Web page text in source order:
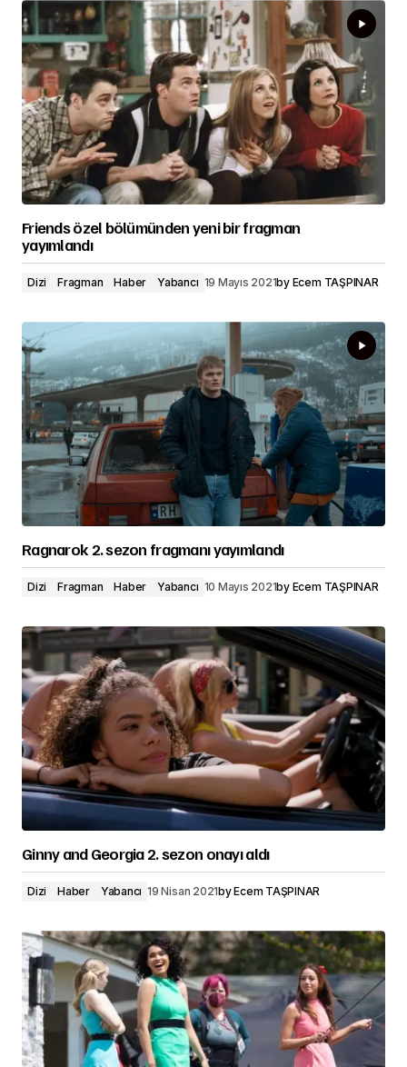
Friends özel bölümünden yeni bir fragman
yayımlandı
Dizi Fragman Haber Yabancı 19 Mayıs 2021by Ecem TAŞPINAR
Ragnarok 2. sezon fragmanı yayımlandı
Dizi Fragman Haber Yabancı 10 Mayıs 2021by Ecem TAŞPINAR
Ginny and Georgia 2. sezon onayı aldı
Dizi Haber Yabancı 19 Nisan 2021byEcem TAŞPINAR